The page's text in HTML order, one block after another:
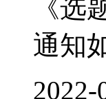
《
通知
2022-